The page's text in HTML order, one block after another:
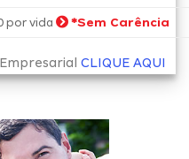
por vida *Sem Carência
CLIQUE AQUI